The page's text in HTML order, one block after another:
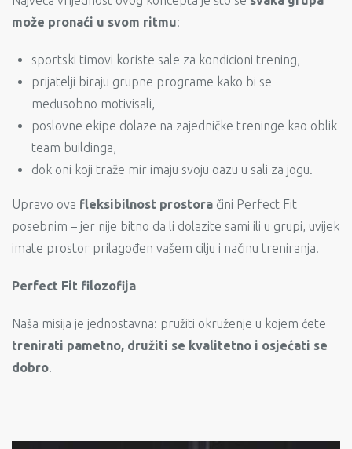
može pronaći u svom ritmu:
sportski timovi koriste sale za kondicioni trening,
prijatelji biraju grupne programe kako bi se
međusobno motivisali,
poslovne ekipe dolaze na zajedničke treninge kao oblik
team buildinga,
dok oni koji traže mir imaju svoju oazu u sali za jogu.
Upravo ova fleksibilnost prostora čini Perfect Fit
posebnim – jer nije bitno da li dolazite sami ili u grupi, uvijek
imate prostor prilagođen vašem cilju i načinu treniranja.
Perfect Fit filozofija
Naša misija je jednostavna: pružiti okruženje u kojem ćete
trenirati pametno, družiti se kvalitetno i osjećati se
dobro.